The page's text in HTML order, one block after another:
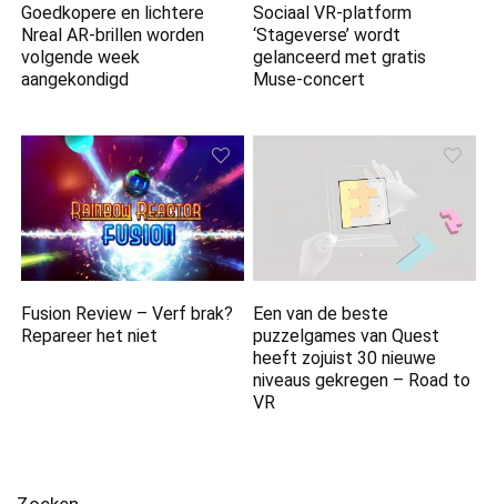
Goedkopere en lichtere
Nreal AR-brillen worden
volgende week
aangekondigd
Sociaal VR-platform
‘Stageverse’ wordt
gelanceerd met gratis
Muse-concert
Fusion Review – Verf brak?
Repareer het niet
Een van de beste
puzzelgames van Quest
heeft zojuist 30 nieuwe
niveaus gekregen – Road to
VR